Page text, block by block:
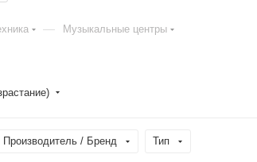
— Музыкальные центры
Производитель / Бренд Тип